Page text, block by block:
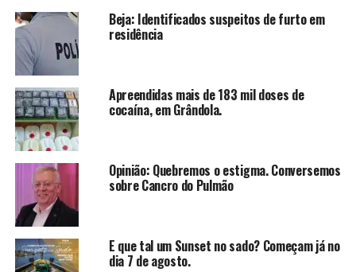
Beja: Identificados suspeitos de furto em
residência
Apreendidas mais de 183 mil doses de
cocaína, em Grândola.
Opinião: Quebremos o estigma. Conversemos
sobre Cancro do Pulmão
E que tal um Sunset no sado? Começam já no
dia 7 de agosto.